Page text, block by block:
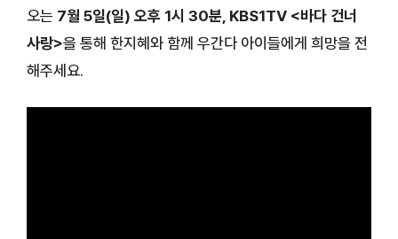
오는 7월 5일(일) 오후 1시 30분, KBS1TV <바다 건너
사랑>을 통해 한지혜와 함께 우간다 아이들에게 희망을 전
해주세요.